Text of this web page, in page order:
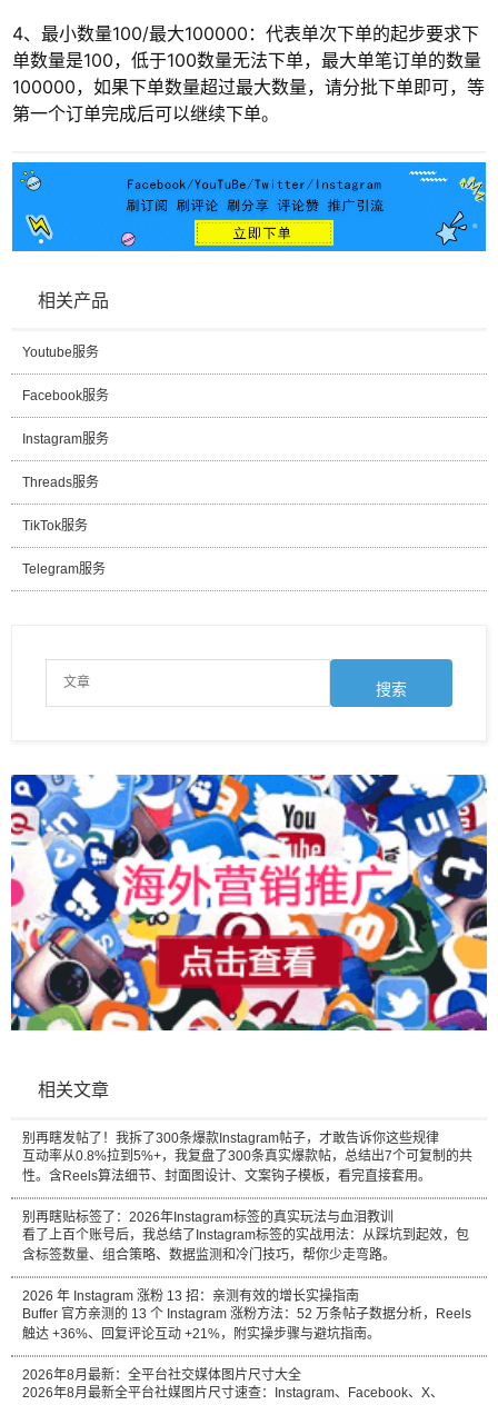
4、最小数量100/最大100000：代表单次下单的起步要求下
单数量是100，低于100数量无法下单，最大单笔订单的数量
100000，如果下单数量超过最大数量，请分批下单即可，等
第一个订单完成后可以继续下单。
相关产品
Youtube服务
Facebook服务
Instagram服务
Threads服务
TikTok服务
Telegram服务
相关文章
别再瞎发帖了！我拆了300条爆款Instagram帖子，才敢告诉你这些规律
互动率从0.8%拉到5%+，我复盘了300条真实爆款帖，总结出7个可复制的共
性。含Reels算法细节、封面图设计、文案钩子模板，看完直接套用。
别再瞎贴标签了：2026年Instagram标签的真实玩法与血泪教训
看了上百个账号后，我总结了Instagram标签的实战用法：从踩坑到起效，包
含标签数量、组合策略、数据监测和冷门技巧，帮你少走弯路。
2026 年 Instagram 涨粉 13 招：亲测有效的增长实操指南
Buffer 官方亲测的 13 个 Instagram 涨粉方法：52 万条帖子数据分析，Reels
触达 +36%、回复评论互动 +21%，附实操步骤与避坑指南。
2026年8月最新：全平台社交媒体图片尺寸大全
2026年8月最新全平台社媒图片尺寸速查：Instagram、Facebook、X、